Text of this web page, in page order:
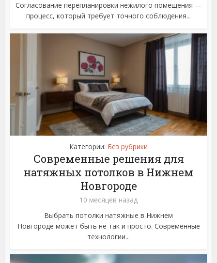
Согласование перепланировки нежилого помещения —
процесс, который требует точного соблюдения...
Категории: Без рубрики
Современные решения для
натяжных потолков в Нижнем
Новгороде
10 месяцев назад
Выбрать потолки натяжные в Нижнем
Новгороде может быть не так и просто. Современные
технологии...